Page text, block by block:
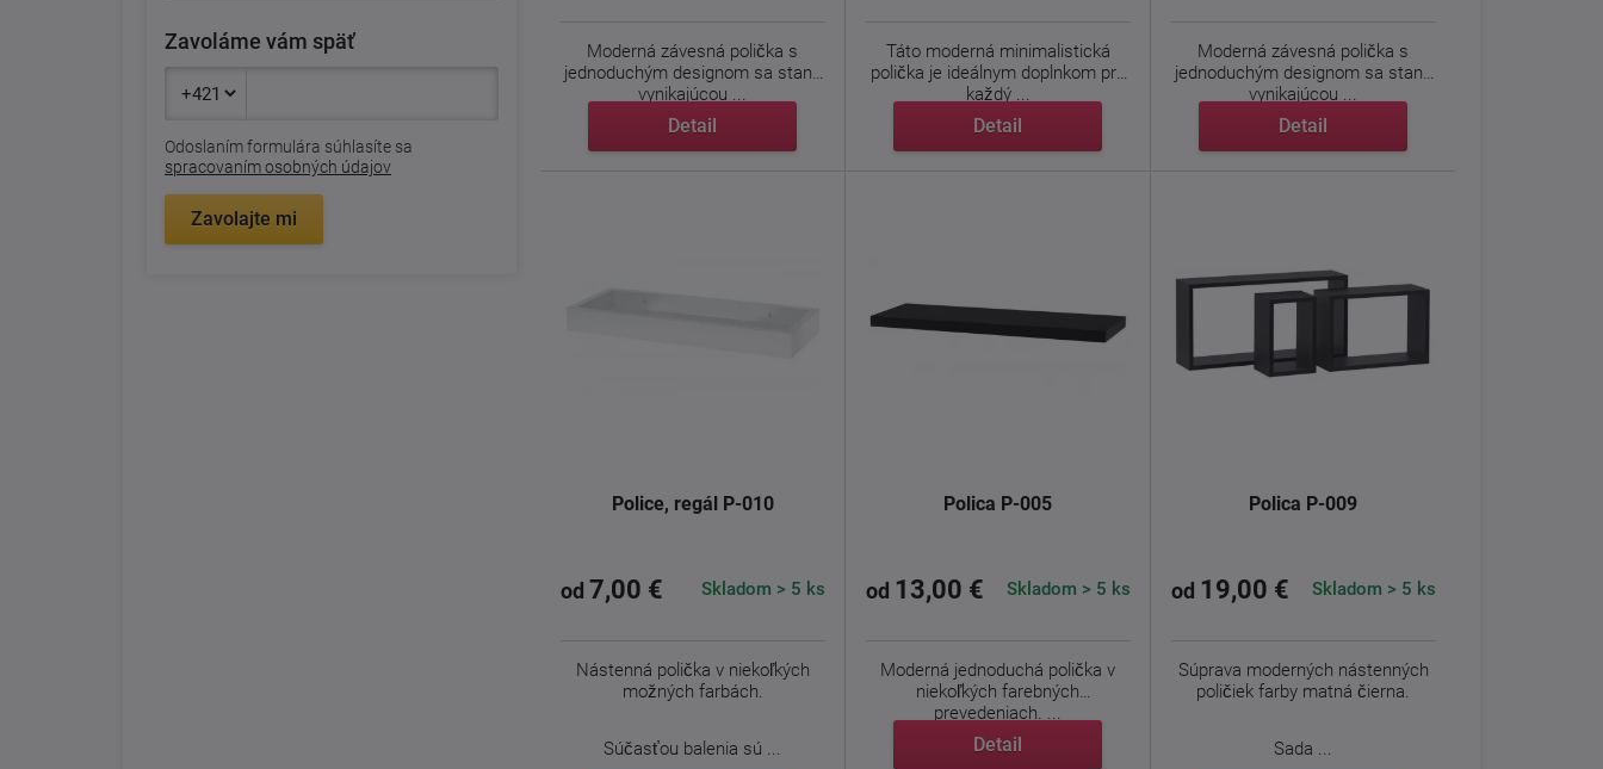
Zavoláme vám späť
Odoslaním formulára súhlasíte sa
spracovaním osobných údajov
Zavolajte mi
Moderná závesná polička s
jednoduchým designom sa stane
vynikajúcou ...
Detail
Táto moderná minimalistická
polička je ideálnym doplnkom pre
každý ...
Detail
Moderná závesná polička s
jednoduchým designom sa stane
vynikajúcou ...
Detail
Police, regál P-010
od 7,00 € Skladom > 5 ks
Nástenná polička v niekoľkých
možných farbách.
Súčasťou balenia sú ...
Polica P-005
od 13,00 € Skladom > 5 ks
Moderná jednoduchá polička v
niekoľkých farebných
prevedeniach. ...
Detail
Polica P-009
od 19,00 € Skladom > 5 ks
Súprava moderných nástenných
poličiek farby matná čierna.
Sada ...